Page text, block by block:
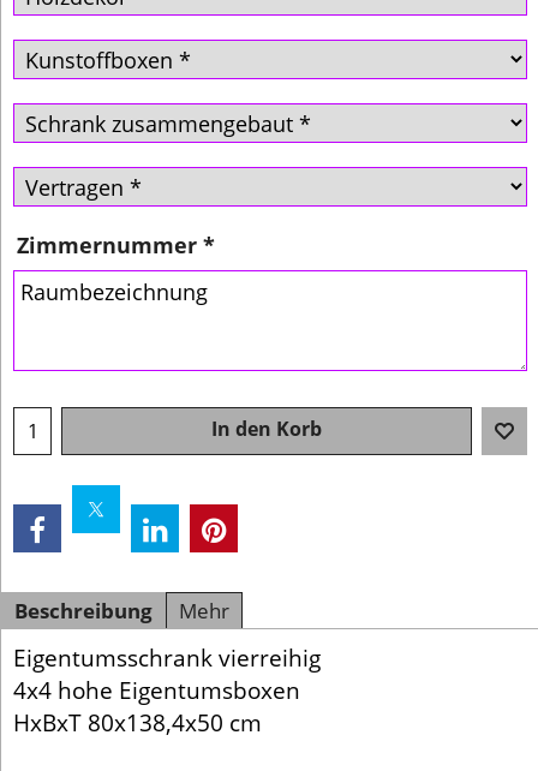
Zimmernummer *
In den Korb
Beschreibung Mehr
Eigentumsschrank vierreihig
4x4 hohe Eigentumsboxen
HxBxT 80x138,4x50 cm